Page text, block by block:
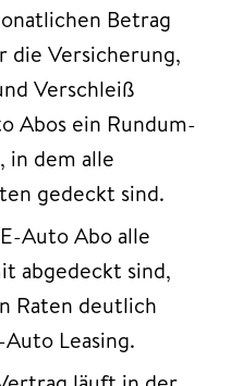
Betrag
die Versicherung,
Verschleiß
Abos ein Rundum-
in dem alle
gedeckt sind.
Auto Abo alle
abgedeckt sind,
Raten deutlich
Leasing.